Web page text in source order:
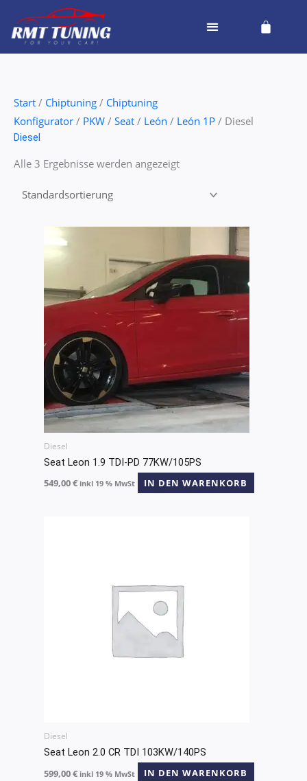
Inhalt
springen
Cart
Start / Chiptuning / Chiptuning
Konfigurator / PKW / Seat / León / León 1P / Diesel
Diesel
Alle 3 Ergebnisse werden angezeigt
Diesel
Seat Leon 1.9 TDI-PD 77KW/105PS
549,00€ inkl 19 % MwSt IN DEN WARENKORB
Diesel
Seat Leon 2.0 CR TDI 103KW/140PS
599,00€ inkl 19 % MwSt IN DEN WARENKORB